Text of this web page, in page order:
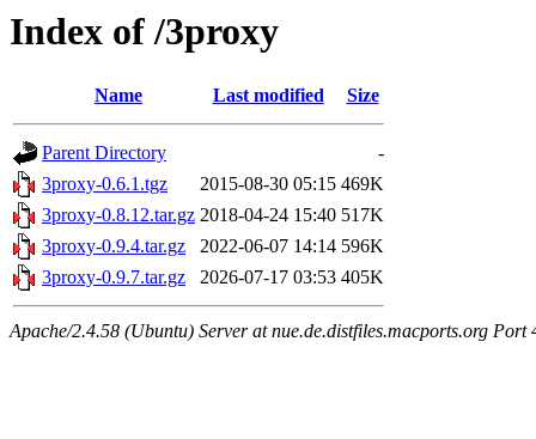
Index of /3proxy
Name Last modified Size
Parent Directory
-
3proxy-0.6.1.tgz
2015-08-30 05:15 469K
3proxy-0.8.12.tar.gz 2018-04-24 15:40 517K
3proxy-0.9.4.tar.gz
2022-06-07 14:14 596K
3proxy-0.9.7.tar.gz
2026-07-17 03:53 405K
Apache/2.4.58 (Ubuntu) Server at nue.de.distfiles.macports.org Port